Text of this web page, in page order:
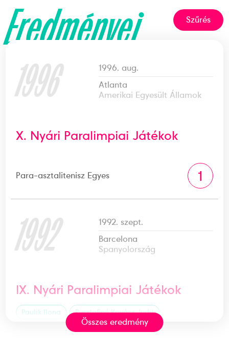
Eredményei Szűrés
1996
1996. aug.
Atlanta
Amerikai Egyesült Államok
X. Nyári Paralimpiai Játékok
Para-asztalitenisz Egyes 1
1992
1992. szept.
Barcelona
Spanyolország
IX. Nyári Paralimpiai Játékok
Paulik Ilona Pusztafiné Kovács Judit
Összes eredmény